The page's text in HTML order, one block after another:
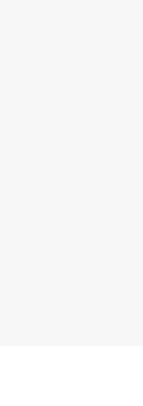
Captain
(Mark of the
#20
world) WHIZ